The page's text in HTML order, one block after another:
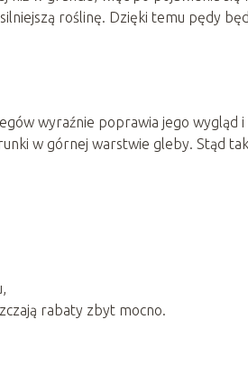
roślinę. Dzięki temu pędy
wyraźnie poprawia jego wygląd i
w górnej warstwie gleby. Stąd tak
rabaty zbyt mocno.